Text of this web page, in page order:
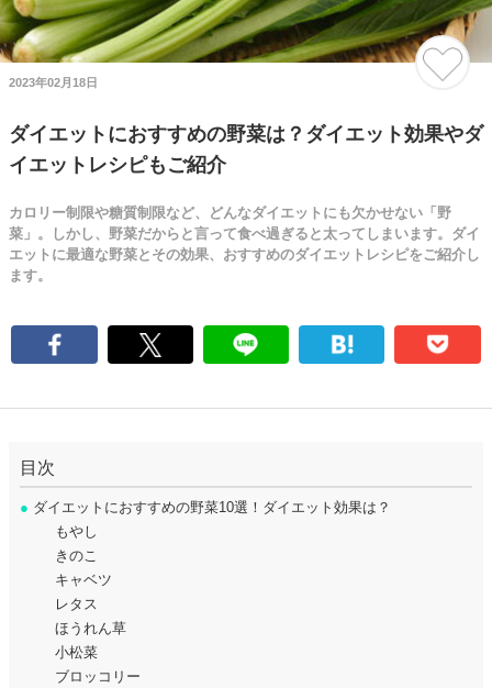
2023年02月18日
ダイエットにおすすめの野菜は？ダイエット効果やダ
イエットレシピもご紹介
カロリー制限や糖質制限など、どんなダイエットにも欠かせない「野
菜」。しかし、野菜だからと言って食べ過ぎると太ってしまいます。ダイ
エットに最適な野菜とその効果、おすすめのダイエットレシピをご紹介し
ます。
目次
● ダイエットにおすすめの野菜10選！ダイエット効果は？
もやし
きのこ
キャベツ
レタス
ほうれん草
小松菜
ブロッコリー